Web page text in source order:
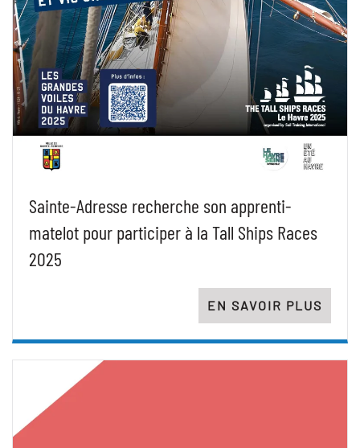
Sainte-Adresse recherche son apprenti-
matelot pour participer à la Tall Ships Races
2025
EN SAVOIR PLUS